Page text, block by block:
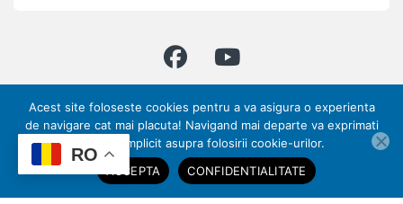
Ai intrebari ? Suna-ne!
0773 317 033 | 031
432 70 28
RO ai nevoie de ajutor?
Acest site foloseste cookies pentru a va asigura o experienta
de navigare cat mai placuta! Navigand mai departe va exprimati
acordul implicit asupra folosirii cookie-urilor.
ACCEPTA
CONFIDENTIALITATE